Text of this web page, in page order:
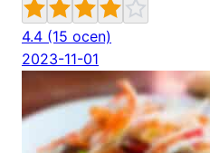
4.4 (15 ocen)
2023-11-01